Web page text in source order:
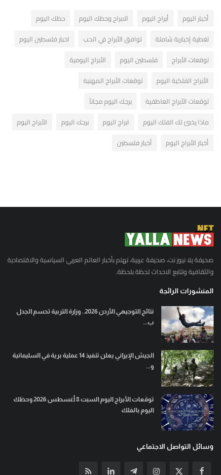
أخبار اليوم أبراج اليوم الابراج وحظك اليوم
حظك اليوم
تغطية إخبارية شاملة
توافق الأبراج في الحب
اخبار فلسطين اليوم
توقعات الأبراج
فلسطين اليوم
الأبراج اليومية
الأبراج الفلكية اليوم
توقعات الأبراج المهنية
توقعات الأبراج العاطفية
برجك اليوم مجاناً
ماذا يخبئ لك الفلك اليوم
ابراج اليوم برجك اليوم
الأبراج اليوم
أخبار الأبراج اليوم
أخبار فلسطين
صحيفة يلا نيوز نت، صحيفة عربية، تهتم بأخبار العالم العربي السياسية والاقتصادية
والثقافية وتتابع الاحداث لحظة بلحظة.
المنشورات الرائجة
نتائج التوجيهي الأردن 2026.. وزارة التربية تحسم الجدل
ب...
الجيش الإيراني يعلن تنفيذ 14 عملية برية في السليمانية
و...
توقعات الأبراج اليوم السبت 8 أغسطس 2026 وحظك
اليوم بالفلك
وسائل التواصل الاجتماعي